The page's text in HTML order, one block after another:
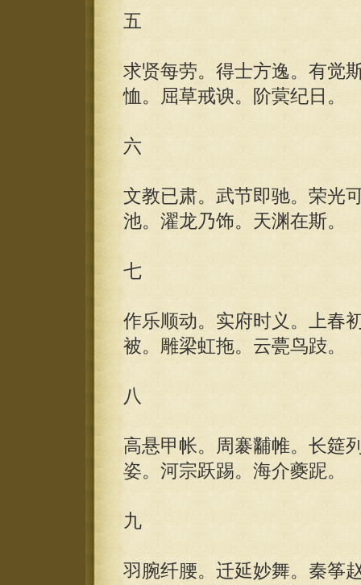
五
求贤每劳。得士方逸。有觉
恤。屈草戒谀。阶蓂纪日。
六
文教已肃。武节即驰。荣光
池。濯龙乃饰。天渊在斯。
七
作乐顺动。实府时义。上春
被。雕梁虹拖。云甍鸟跂。
八
高悬甲帐。周褰黼帷。长筵
姿。河宗跃踢。海介夔跜。
九
羽腕纤腰。迁延妙舞。秦筝